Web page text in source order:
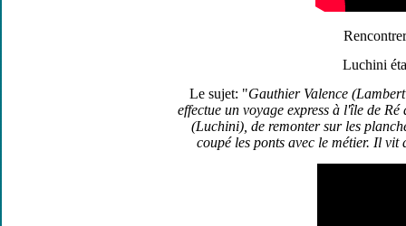
Luchini
Le sujet: "Gauthier Valence
effectue un voyage express à l'île de
(Luchini), de remonter sur les
coupé les ponts avec le métier. Il